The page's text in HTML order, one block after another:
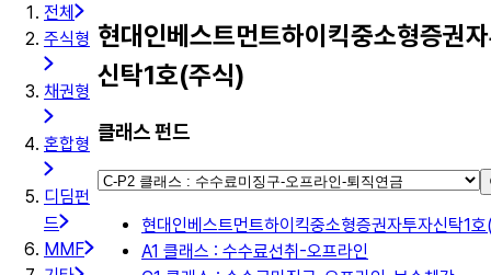
전체
주식형
채권형
혼합형
디딤펀
드
MMF
현대인베스트먼트하이킥중소형증권
신탁1호(주식)
클래스 펀드
현대인베스트먼트하이킥중소형증권자투자신탁1
A1 클래스 : 수수료선취-오프라인